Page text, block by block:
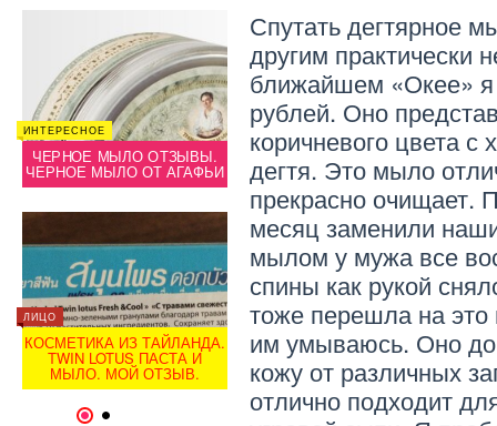
ИНТЕРЕСНОЕ
ЧЕРНОЕ МЫЛО ОТЗЫВЫ.
ЧЕРНОЕ МЫЛО ОТ АГАФЬИ
ЛИЦО
КОСМЕТИКА ИЗ ТАЙЛАНДА.
TWIN LOTUS ПАСТА И
МЫЛО. МОЙ ОТЗЫВ.
ИНТЕРЕСНОЕ
КАК УДАЛИТЬ МЫЛО?
КАК СДЕЛАТЬ МЫЛО
ДОМА? СОВЕТ ДЛЯ
ЛИЦО
Спутать дегтярное
другим практически
ближайшем «Окее» я
рублей. Оно
коричневого цвета
дегтя. Это мыло
прекрасно очищает.
месяц заменили
мылом у мужа все
спины как рукой
тоже перешла на
им умываюсь. Оно
кожу от различных
отлично подходит